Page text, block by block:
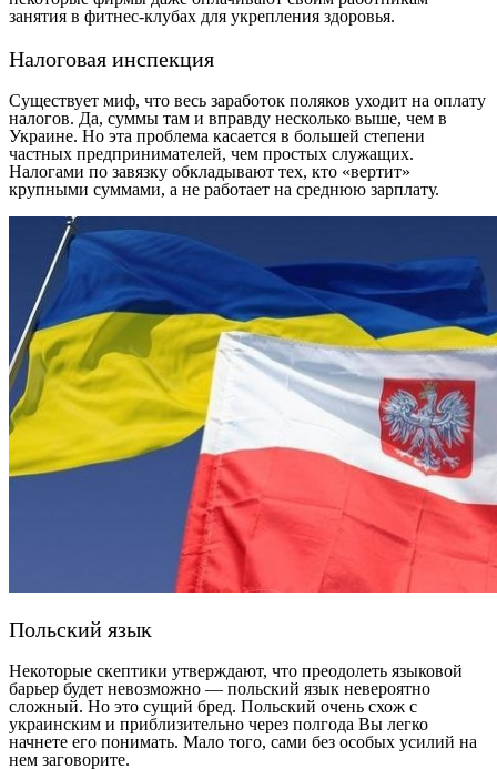
занятия в фитнес-клубах для укрепления здоровья.
Налоговая инспекция
Существует миф, что весь заработок поляков уходит на оплату
налогов. Да, суммы там и вправду несколько выше, чем в
Украине. Но эта проблема касается в большей степени
частных предпринимателей, чем простых служащих.
Налогами по завязку обкладывают тех, кто «вертит»
крупными суммами, а не работает на среднюю зарплату.
Польский язык
Некоторые скептики утверждают, что преодолеть языковой
барьер будет невозможно — польский язык невероятно
сложный. Но это сущий бред. Польский очень схож с
украинским и приблизительно через полгода Вы легко
начнете его понимать. Мало того, сами без особых усилий на
нем заговорите.